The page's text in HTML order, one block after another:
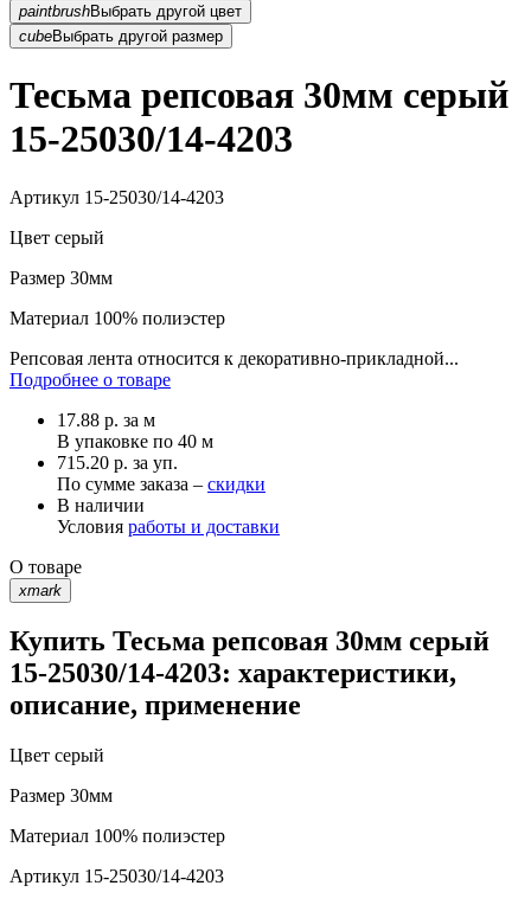
paintbrush
Выбрать другой цвет
cubeВыбрать другой размер
Тесьма репсовая 30мм серый
15-25030/14-4203
Артикул 15-25030/14-4203
Цвет серый
Размер 30мм
Материал 100% полиэстер
Репсовая лента относится к декоративно-прикладной...
Подробнее о товаре
17.88 р. за м
В упаковке по 40 м
715.20 р. за уп.
По сумме заказа – скидки
В наличии
Условия работы и доставки
О товаре
xmark
Купить Тесьма репсовая 30мм серый
15-25030/14-4203: характеристики,
описание, применение
Цвет серый
Размер 30мм
Материал 100% полиэстер
Артикул 15-25030/14-4203